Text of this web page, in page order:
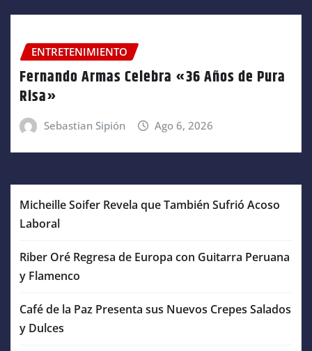
ENTRETENIMIENTO
Fernando Armas Celebra «36 Años de Pura
Risa»
Sebastian Sipión Ago 6, 2026
Micheille Soifer Revela que También Sufrió Acoso
Laboral
Riber Oré Regresa de Europa con Guitarra Peruana
y Flamenco
Café de la Paz Presenta sus Nuevos Crepes Salados
y Dulces